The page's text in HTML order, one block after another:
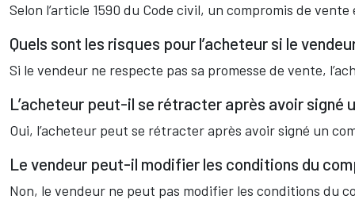
Selon l’article 1590 du Code civil, un compromis de
Quels sont les risques pour l’acheteur si le
Si le vendeur ne respecte pas sa promesse de vente,
L’acheteur peut-il se rétracter après avoir signé
Oui, l’acheteur peut se rétracter après avoir signé un
Le vendeur peut-il modifier les conditions du
Non, le vendeur ne peut pas modifier les conditions du